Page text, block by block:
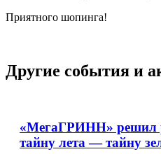
Приятного шопинга!
Другие события и
«МегаГРИНН» решил
тайну лета — тайну